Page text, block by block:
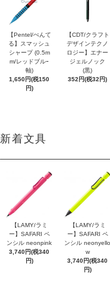
【Pentel/ぺんて
る】スマッシュ
シャープ (0.5m
m/レッドブルｰ
軸)
1,650円(税150
円)
【CDT/クラフト
デザインテクノ
ロジー】エナー
ジェルノック
(黒)
352円(税32円)
新着文具
【LAMY/ラミ
ー】SAFARI ペ
ンシル neonpink
3,740円(税340
円)
【LAMY/ラミ
ー】SAFARI ペ
ンシル neonyello
w
3,740円(税340
円)